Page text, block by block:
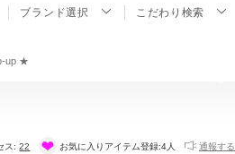
ブランド選択 こだわり検索
up ★
ス:22 お気に入りアイテム登録:4人 通報する